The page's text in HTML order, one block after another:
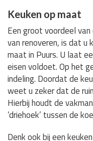
Keuken op maat
Een groot voordeel
van renoveren, is dat u
maat in Puurs. U laat
eisen voldoet. Op het
indeling. Doordat de
weet u zeker dat de
Hierbij houdt de
‘driehoek’ tussen de
Denk ook bij een